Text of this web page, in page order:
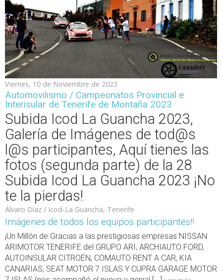
Viernes, 10 de Noviembre de 2023
Automovilismo / Campeonatos Provincial e
Interisular de Tenerife de Montaña 2023
Subida Icod La Guancha 2023,
Galería de Imágenes de tod@s
l@s participantes, Aquí tienes las
fotos (segunda parte) de la 28
Subida Icod La Guancha 2023 ¡No
te la pierdas!
Álvaro Díaz / Icod-La Guancha, Tenerife
Imágenes de todos los equipos participantes!!
¡Un Millón de Gracias a las prestigiosas empresas NISSAN
ARIMOTOR TENERIFE del GRUPO ARI, ARCHIAUTO FORD,
AUTOINSULAR CITROËN, COMAUTO RENT A CAR, KIA
CANARIAS, SEAT MOTOR 7 ISLAS Y CUPRA GARAGE MOTOR